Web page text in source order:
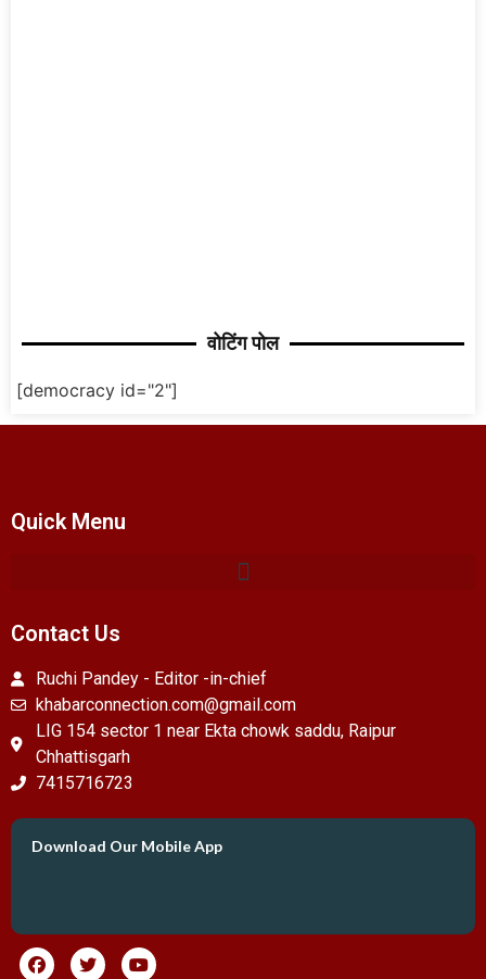
वोटिंग पोल
[democracy id="2"]
Quick Menu
Contact Us
Ruchi Pandey - Editor -in-chief
khabarconnection.com@gmail.com
LIG 154 sector 1 near Ekta chowk saddu, Raipur
Chhattisgarh
7415716723
Download Our Mobile App